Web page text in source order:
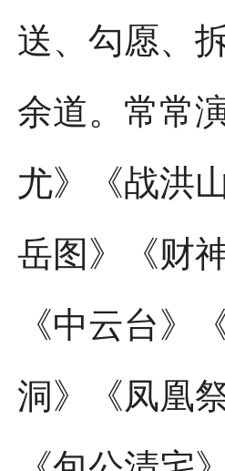
送、勾愿、
余道。常常
尤》《战洪
岳图》《财
《中云台》
洞》《凤凰